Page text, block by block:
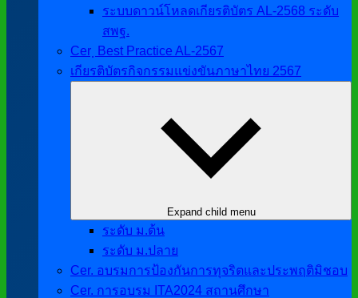
ระบบดาวน์โหลดเกียรติบัตร AL-2568 ระดับ
สพฐ.
Cer ฺ Best Practice AL-2567
เกียรติบัตรกิจกรรมแข่งขันภาษาไทย 2567
Expand child menu
ระดับ ม.ต้น
ระดับ ม.ปลาย
Cer. อบรมการป้องกันการทุจริตและประพฤติมิชอบ
Cer. การอบรม ITA2024 สถานศึกษา